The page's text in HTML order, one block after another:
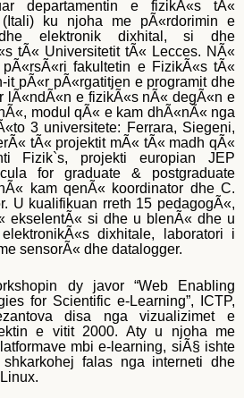
departamentin e fizikÃ«s tÃ«
ku njoha me pÃ«rdorimin e
dhe elektronik dixhital, si dhe
tÃ« Universitetit tÃ« Lecces. NÃ«
fakultetin e FizikÃ«s tÃ«
it pÃ«r pÃ«rgatitjen e programit dhe
lÃ«ndÃ«n e fizikÃ«s nÃ« degÃ«n e
modul qÃ« e kam dhÃ«nÃ« nga
3 universitete: Ferrara, Siegeni,
tÃ« projektit mÃ« tÃ« madh qÃ«
Fizik`s, projekti europian JEP
for graduate & postgraduate
kam qenÃ« koordinator dhe C.
U kualifikuan rreth 15 pedagogÃ«,
ekselentÃ« si dhe u blenÃ« dhe u
dixhitale, laboratori i
sensorÃ« dhe datalogger.
dy javor “Web Enabling
for Scientific e-Learning”, ICTP,
disa nga vizualizimet e
e vitit 2000. Aty u njoha me
mbi e-learning, siÃ§ ishte
falas nga interneti dhe